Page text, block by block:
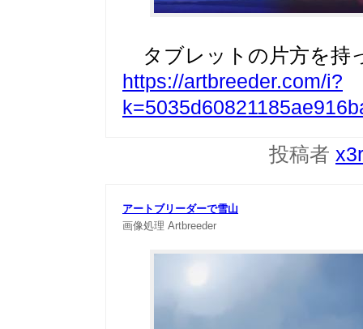
タブレットの片方を持
https://artbreeder.com/i?
投稿者
アートブリーダーで雪山
画像処理 Artbreeder